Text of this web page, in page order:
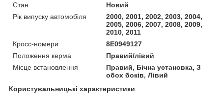
Стан
Новий
Рік випуску автомобіля
2000, 2001, 2002, 2003, 2004,
2005, 2006, 2007, 2008, 2009,
2010, 2011
Кросс-номери
8E0949127
Положення керма
Правий/лівий
Місце встановлення
Правий, Бічна установка, З
обох боків, Лівий
Користувальницькі характеристики